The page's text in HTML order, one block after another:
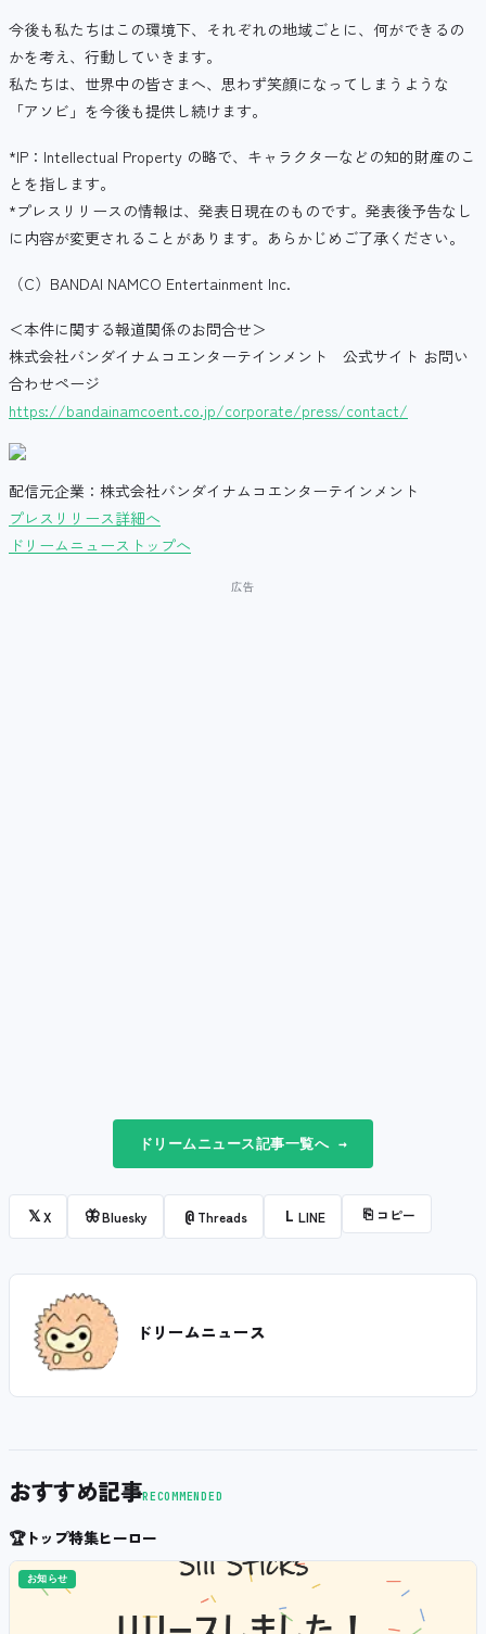
今後も私たちはこの環境下、それぞれの地域ごとに、何ができるの
かを考え、行動していきます。
私たちは、世界中の皆さまへ、思わず笑顔になってしまうような
「アソビ」を今後も提供し続けます。
*IP：Intellectual Property の略で、キャラクターなどの知的財産のこ
とを指します。
*プレスリリースの情報は、発表日現在のものです。発表後予告なし
に内容が変更されることがあります。あらかじめご了承ください。
（C）BANDAI NAMCO Entertainment Inc.
＜本件に関する報道関係のお問合せ＞
株式会社バンダイナムコエンターテインメント 公式サイト お問い
合わせページ
https://bandainamcoent.co.jp/corporate/press/contact/
配信元企業：株式会社バンダイナムコエンターテインメント
プレスリリース詳細へ
ドリームニューストップへ
ドリームニュース記事一覧へ →
𝕏X 🦋Bluesky @ Threads L LINE ⎘ コピー
ドリームニュース
おすすめ記事RECOMMENDED
🏆トップ特集ヒーロー
お知らせ